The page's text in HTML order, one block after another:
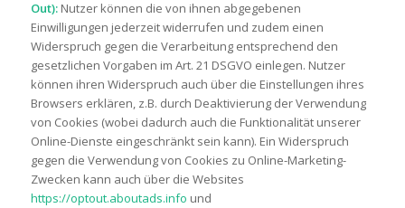
Out): Nutzer können die von ihnen abgegebenen
Einwilligungen jederzeit widerrufen und zudem einen
Widerspruch gegen die Verarbeitung entsprechend den
gesetzlichen Vorgaben im Art. 21 DSGVO einlegen. Nutzer
können ihren Widerspruch auch über die Einstellungen ihres
Browsers erklären, z.B. durch Deaktivierung der Verwendung
von Cookies (wobei dadurch auch die Funktionalität unserer
Online-Dienste eingeschränkt sein kann). Ein Widerspruch
gegen die Verwendung von Cookies zu Online-Marketing-
Zwecken kann auch über die Websites
https://optout.aboutads.info und